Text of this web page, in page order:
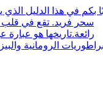
بكم في هذا الدليل الذي
سحر فريد. تقع في قلب
رائعة.تاريخها هو
الرومانية